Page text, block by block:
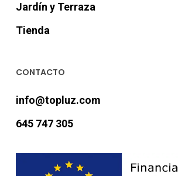
Jardín y Terraza
Tienda
CONTACTO
info@topluz.com
645 747 305